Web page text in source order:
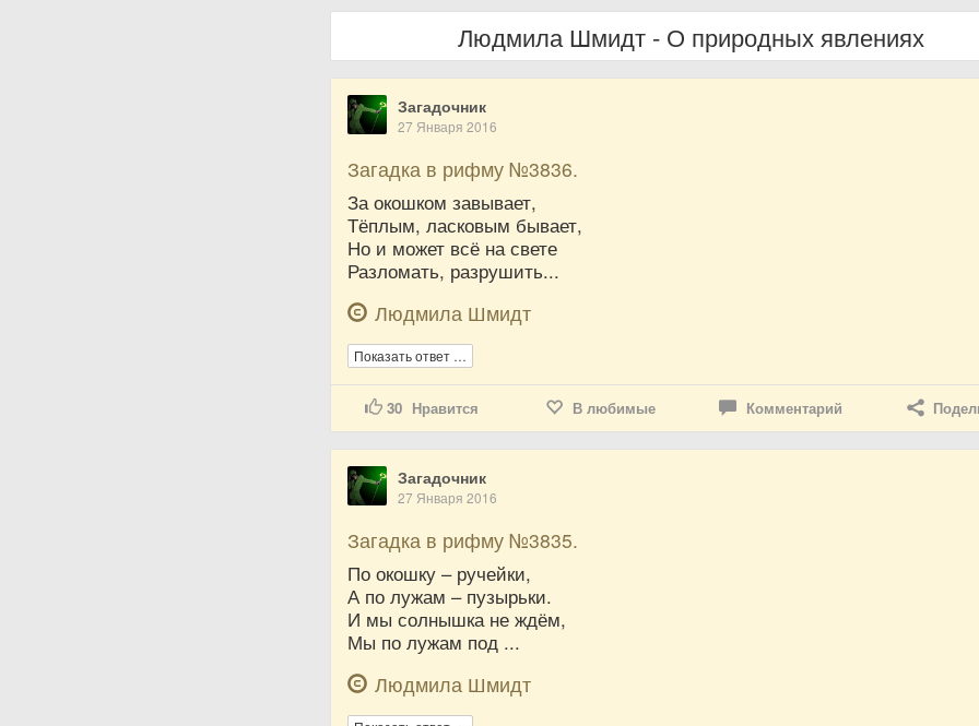
Людмила Шмидт - О природных явлениях
Загадочник
27 Января 2016
Загадка в рифму №3836.
За окошком завывает,
Тёплым, ласковым бывает,
Но и может всё на свете
Разломать, разрушить...
Людмила Шмидт
Показать ответ …
30 Нравится В любимые Комментарий
Загадочник
27 Января 2016
Загадка в рифму №3835.
По окошку – ручейки,
А по лужам – пузырьки.
И мы солнышка не ждём,
Мы по лужам под ...
Людмила Шмидт